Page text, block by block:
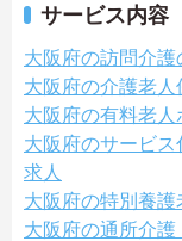
サービス内容
大阪府の訪問介護
大阪府の介護老人
大阪府の有料老人
大阪府のサービ
求人
大阪府の特別養護
大阪府の通所介護